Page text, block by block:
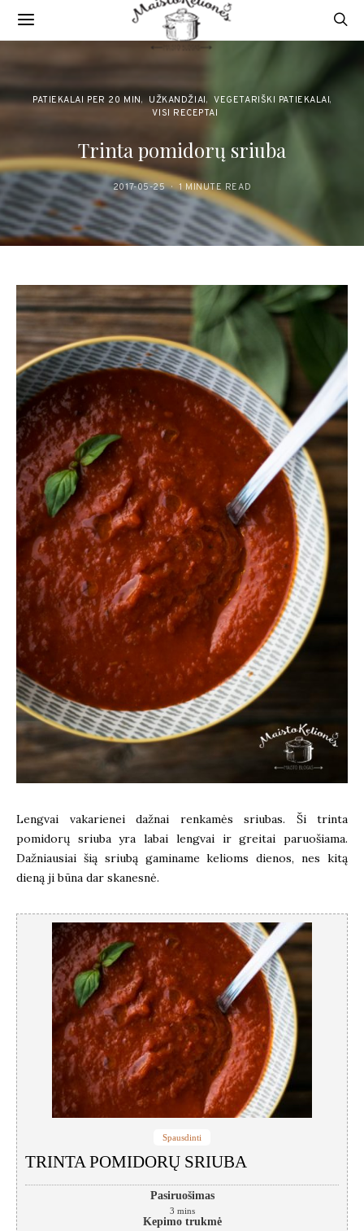
PATIEKALAI PER 20 MIN UŽKANDŽIAI
VEGETARIŠKI PATIEKALAI
VISI RECEPTAI
Trinta pomidorų sriuba
2017-05-25 1 MINUTE READ
Lengvai vakarienei dažnai renkamės sriubas. Ši trinta
pomidorų sriuba yra labai lengvai ir greitai paruošiama.
Dažniausiai šią sriubą gaminame kelioms dienos, nes kitą
dieną ji būna dar skanesnė.
Spausdinti
TRINTA POMIDORŲ SRIUBA
Pasiruošimas
3 mins
Kepimo trukmė